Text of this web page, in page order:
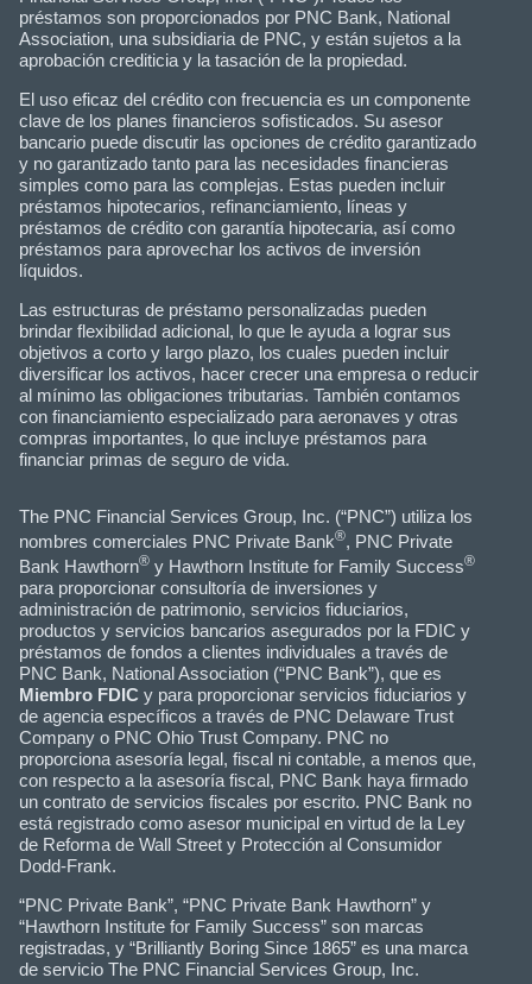
préstamos son proporcionados por PNC Bank, National
Association, una subsidiaria de PNC, y están sujetos a la
aprobación crediticia y la tasación de la propiedad.
El uso eficaz del crédito con frecuencia es un componente
clave de los planes financieros sofisticados. Su asesor
bancario puede discutir las opciones de crédito garantizado
y no garantizado tanto para las necesidades financieras
simples como para las complejas. Estas pueden incluir
préstamos hipotecarios, refinanciamiento, líneas y
préstamos de crédito con garantía hipotecaria, así como
préstamos para aprovechar los activos de inversión
líquidos.
Las estructuras de préstamo personalizadas pueden
brindar flexibilidad adicional, lo que le ayuda a lograr sus
objetivos a corto y largo plazo, los cuales pueden incluir
diversificar los activos, hacer crecer una empresa o reducir
al mínimo las obligaciones tributarias. También contamos
con financiamiento especializado para aeronaves y otras
compras importantes, lo que incluye préstamos para
financiar primas de seguro de vida.
The PNC Financial Services Group, Inc. (“PNC”) utiliza los
nombres comerciales PNC Private Bank®, PNC Private
Bank Hawthorn® y Hawthorn Institute for Family Success®
para proporcionar consultoría de inversiones y
administración de patrimonio, servicios fiduciarios,
productos y servicios bancarios asegurados por la FDIC y
préstamos de fondos a clientes individuales a través de
PNC Bank, National Association (“PNC Bank”), que es
Miembro FDIC y para proporcionar servicios fiduciarios y
de agencia específicos a través de PNC Delaware Trust
Company o PNC Ohio Trust Company. PNC no
proporciona asesoría legal, fiscal ni contable, a menos que,
con respecto a la asesoría fiscal, PNC Bank haya firmado
un contrato de servicios fiscales por escrito. PNC Bank no
está registrado como asesor municipal en virtud de la Ley
de Reforma de Wall Street y Protección al Consumidor
Dodd-Frank.
“PNC Private Bank”, “PNC Private Bank Hawthorn” y
“Hawthorn Institute for Family Success” son marcas
registradas, y “Brilliantly Boring Since 1865” es una marca
de servicio The PNC Financial Services Group, Inc.